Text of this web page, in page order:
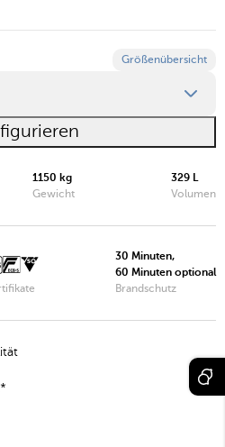
Größenübersicht
1150 kg
Gewicht
329 L
Volumen
30 Minuten,
60 Minuten optional
Brandschutz